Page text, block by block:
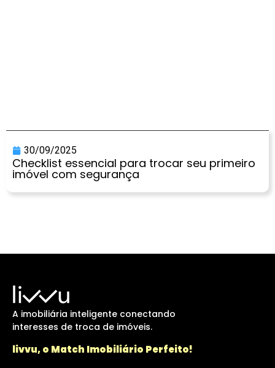
30/09/2025
Checklist essencial para trocar seu primeiro
imóvel com segurança
A imobiliária inteligente conectando
interesses de troca de imóveis.
livvu, o Match Imobiliário Perfeito!